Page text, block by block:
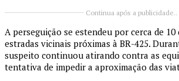
Continua após a publicidade..
A perseguição se estendeu por cerca de
estradas vicinais próximas à BR-425.
suspeito continuou atirando contra as
tentativa de impedir a aproximação das